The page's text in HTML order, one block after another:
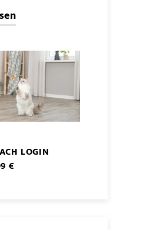
LOGIN
€